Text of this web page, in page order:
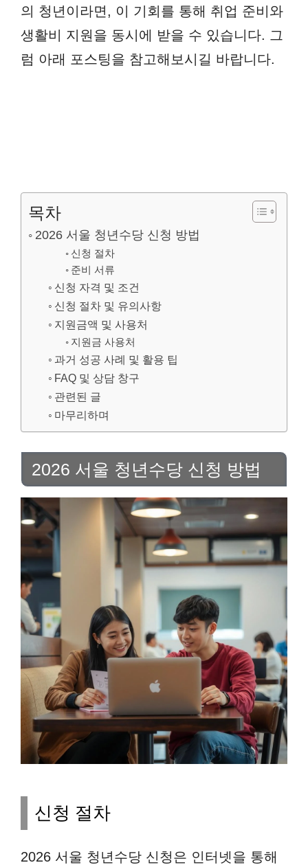
의 청년이라면, 이 기회를 통해 취업 준비와
생활비 지원을 동시에 받을 수 있습니다. 그
럼 아래 포스팅을 참고해보시길 바랍니다.
목차
2026 서울 청년수당 신청 방법
신청 절차
준비 서류
신청 자격 및 조건
신청 절차 및 유의사항
지원금액 및 사용처
지원금 사용처
과거 성공 사례 및 활용 팁
FAQ 및 상담 창구
관련된 글
마무리하며
2026 서울 청년수당 신청 방법
신청 절차
2026 서울 청년수당 신청은 인터넷을 통해